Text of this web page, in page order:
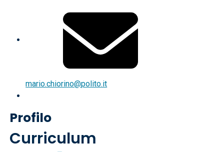
mario.chiorino@polito.it
Profilo
Curriculum